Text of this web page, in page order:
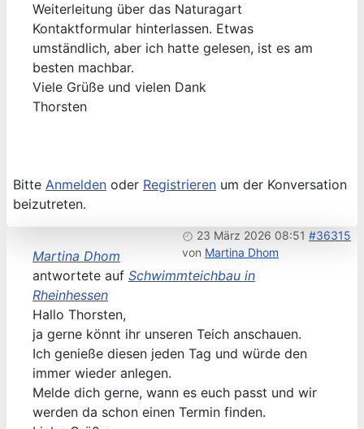
Weiterleitung über das Naturagart
Kontaktformular hinterlassen. Etwas
umständlich, aber ich hatte gelesen, ist es am
besten machbar.
Viele Grüße und vielen Dank
Thorsten
Bitte Anmelden oder Registrieren um der Konversation
beizutreten.
23 März 2026 08:51 #36315
von Martina Dhom
Martina Dhom
antwortete auf Schwimmteichbau in
Rheinhessen
Hallo Thorsten,
ja gerne könnt ihr unseren Teich anschauen.
Ich genieße diesen jeden Tag und würde den
immer wieder anlegen.
Melde dich gerne, wann es euch passt und wir
werden da schon einen Termin finden.